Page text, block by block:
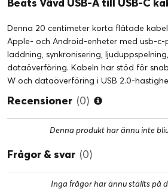
Denna 20 centimeter korta flätade
Apple- och Android-enheter med usb-
laddning, synkronisering,
dataöverföring. Kabeln har stöd för
W och dataöverföring i USB 2.0-
Recensioner (0)
Denna produkt har ännu inte
Frågor & svar (0)
Inga frågor har ännu ställts på